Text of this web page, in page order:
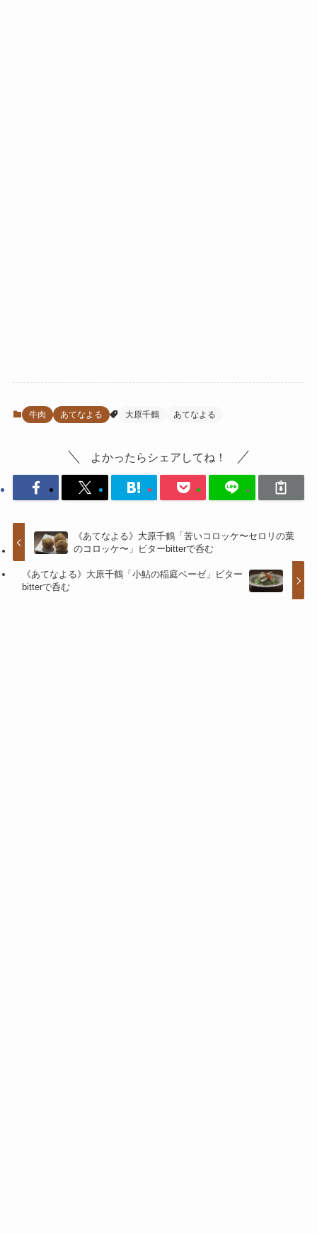
牛肉 あてなよる 大原千鶴 あてなよる
よかったらシェアしてね！
《あてなよる》大原千鶴「苦いコロッケ〜セロリの葉
のコロッケ〜」ビターbitterで呑む
《あてなよる》大原千鶴「小鮎の稲庭ベーゼ」ビター
bitterで呑む